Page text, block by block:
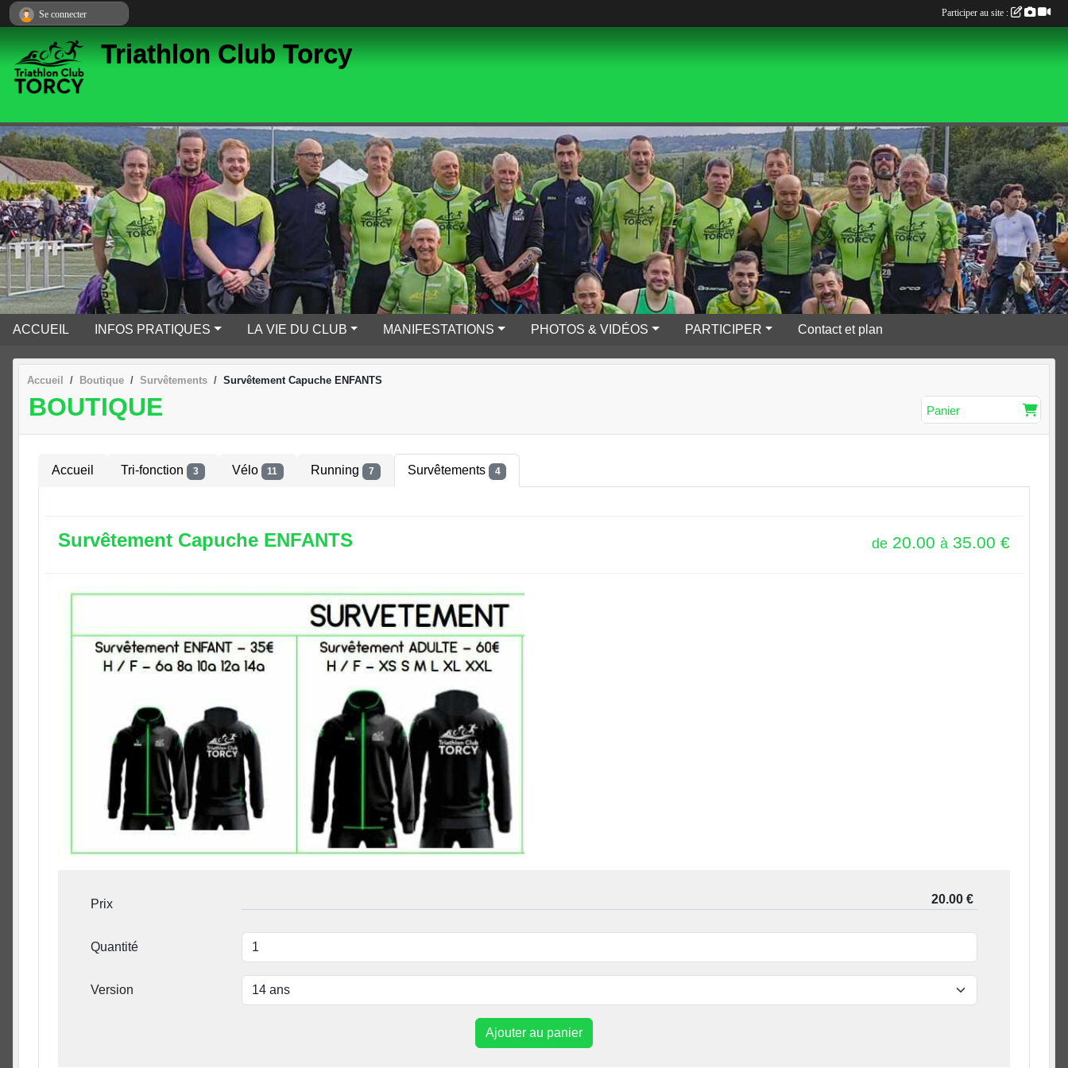
Triathlon Club Torcy
ACCUEIL INFOS PRATIQUES LA VIE DU CLUB MANIFESTATIONS PHOTOS & VIDÉOS PARTICIPER Contact et plan
Accueil Boutique Survêtements Survêtement Capuche ENFANTS
BOUTIQUE Panier
Accueil Tri-fonction 3 Vélo 11 Running 7 Survêtements 4
Survêtement Capuche ENFANTS de 20.00 à 35.00 €
Prix
Quantité
Version
Ajouter au panier
Se connecter Participer au site :
Panneau de gestion des cookies